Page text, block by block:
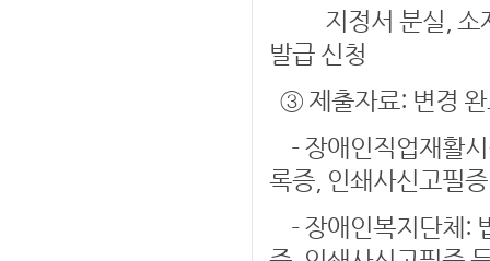
지정서 분실, 소재
발급 신청
③ 제출자료: 변경
- 장애인직업재활
록증, 인쇄사신고필
- 장애인복지단체: